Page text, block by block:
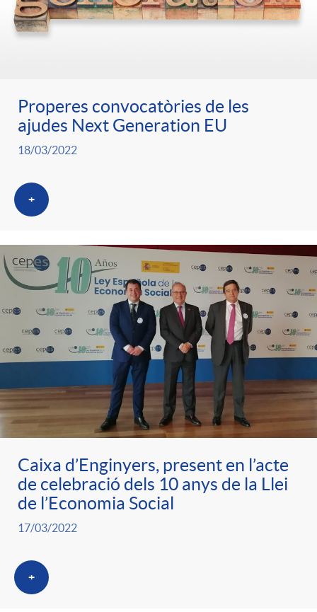
Properes convocatòries de les
ajudes Next Generation EU
18/03/2022
+
Caixa d’Enginyers, present en l’acte
de celebració dels 10 anys de la Llei
de l’Economia Social
17/03/2022
+